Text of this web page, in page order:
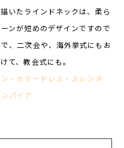
いたラインドネックは、柔ら
ンが短めのデザインですので
、二次会や、海外挙式にもお
て、教会式にも。
・ カラードレス ・ スレンダ
パイア